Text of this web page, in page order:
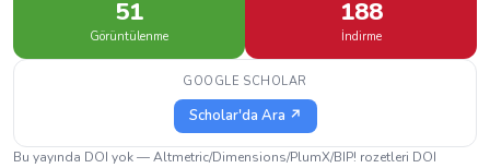
51
Görüntülenme
188
İndirme
GOOGLE SCHOLAR
Scholar'da Ara ↗
Bu yayında DOI yok — Altmetric/Dimensions/PlumX/BIP! rozetleri DOI